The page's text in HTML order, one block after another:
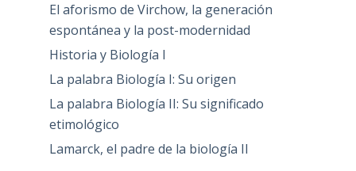
El aforismo de Virchow, la generación
espontánea y la post-modernidad
Historia y Biología I
La palabra Biología I: Su origen
La palabra Biología II: Su significado
etimológico
Lamarck, el padre de la biología II